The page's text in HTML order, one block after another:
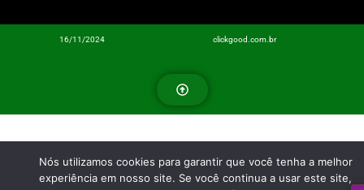
16/11/2024 clickgood.com.br
Nós utilizamos cookies para garantir que você tenha a melhor
experiência em nosso site. Se você continua a usar este site,